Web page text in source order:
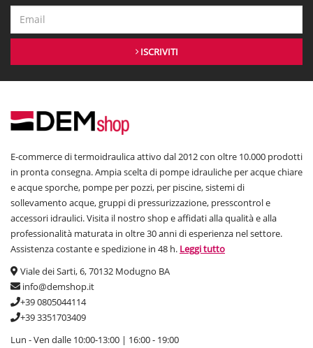
ISCRIVITI
E-commerce di termoidraulica attivo dal 2012 con oltre 10.000 prodotti
in pronta consegna. Ampia scelta di pompe idrauliche per acque chiare
e acque sporche, pompe per pozzi, per piscine, sistemi di
sollevamento acque, gruppi di pressurizzazione, presscontrol e
accessori idraulici. Visita il nostro shop e affidati alla qualità e alla
professionalità maturata in oltre 30 anni di esperienza nel settore.
Assistenza costante e spedizione in 48 h. Leggi tutto
Viale dei Sarti, 6, 70132 Modugno BA
info@demshop.it
+39 0805044114
+39 3351703409
Lun - Ven dalle 10:00-13:00 | 16:00 - 19:00